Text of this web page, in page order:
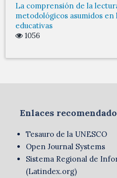
La comprensión de la
metodológicos asumidos
educativas
1056
Enlaces
Tesauro de la UNESCO
Open Journal Systems
Sistema Regional de
(Latindex.org)